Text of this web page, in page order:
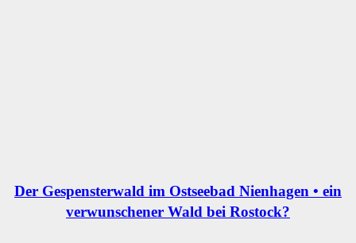
Der Gespensterwald im Ostseebad Nienhagen • ein
verwunschener Wald bei Rostock?